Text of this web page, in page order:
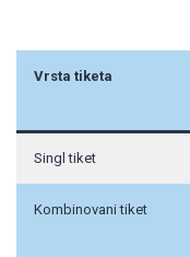
Vrsta tiketa
Singl tiket
Kombinovani tiket